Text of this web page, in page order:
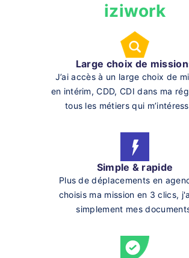
iziwork
Large choix de
J’ai accès à un large choix de
en intérim, CDD, CDI dans ma
tous les métiers qui
Simple & rapide
Plus de déplacements en
choisis ma mission en 3 clics,
simplement mes